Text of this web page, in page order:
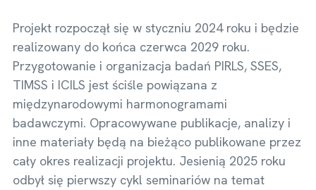
Projekt rozpoczął się w styczniu 2024 roku i będzie
realizowany do końca czerwca 2029 roku.
Przygotowanie i organizacja badań PIRLS, SSES,
TIMSS i ICILS jest ściśle powiązana z
międzynarodowymi harmonogramami
badawczymi. Opracowywane publikacje, analizy i
inne materiały będą na bieżąco publikowane przez
cały okres realizacji projektu. Jesienią 2025 roku
odbył się pierwszy cykl seminariów na temat